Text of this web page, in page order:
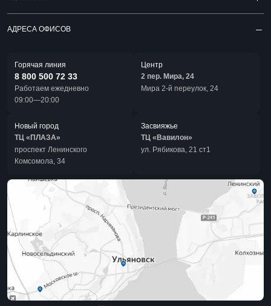
АДРЕСА ОФИСОВ
Горячая линия
8 800 500 72 33
Работаем ежедневно
09:00—20:00
Центр
2 пер. Мира, 24
Мира 2-й переулок, 24
Новый город
ТЦ «ПЛАЗА»
проспект Ленинского
Комсомола, 34
Засвияжье
ТЦ «Вавилон»
ул. Рябикова, 21 ст1